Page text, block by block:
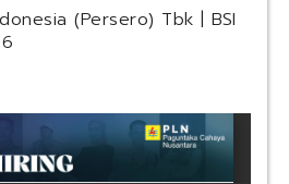
(Persero) Tbk | BSI